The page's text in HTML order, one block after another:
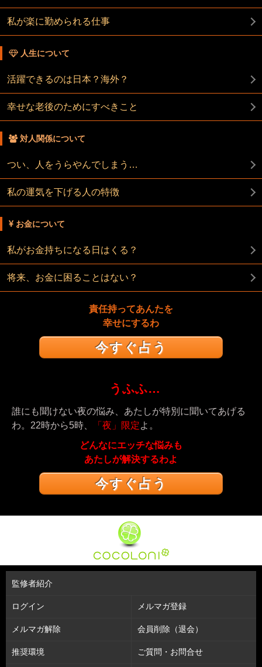
私が楽に勤められる仕事
人生について
活躍できるのは日本？海外？
幸せな老後のためにすべきこと
対人関係について
つい、人をうらやんでしまう…
私の運気を下げる人の特徴
お金について
私がお金持ちになる日はくる？
将来、お金に困ることはない？
責任持ってあんたを
幸せにするわ
今すぐ占う
うふふ…
誰にも聞けない夜の悩み、あたしが特別に聞いてあげる
わ。22時から5時、
「夜」限定よ。
どんなにエッチな悩みも
あたしが解決するわよ
今すぐ占う
監修者紹介
ログイン メルマガ登録
メルマガ解除 会員削除（退会）
推奨環境 ご質問・お問合せ